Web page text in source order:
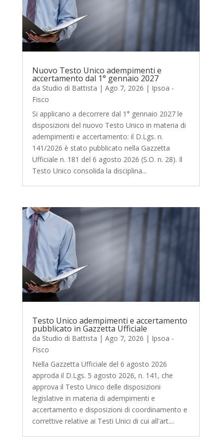
Nuovo Testo Unico adempimenti e
accertamento dal 1° gennaio 2027
da Studio di Battista | Ago 7, 2026 | Ipsoa -
Fisco
Si applicano a decorrere dal 1° gennaio 2027 le
disposizioni del nuovo Testo Unico in materia di
adempimenti e accertamento: il D.Lgs. n.
141/2026 è stato pubblicato nella Gazzetta
Ufficiale n. 181 del 6 agosto 2026 (S.O. n. 28). Il
Testo Unico consolida la disciplina...
Testo Unico adempimenti e accertamento
pubblicato in Gazzetta Ufficiale
da Studio di Battista | Ago 7, 2026 | Ipsoa -
Fisco
Nella Gazzetta Ufficiale del 6 agosto 2026
approda il D.Lgs. 5 agosto 2026, n. 141, che
approva il Testo Unico delle disposizioni
legislative in materia di adempimenti e
accertamento e disposizioni di coordinamento e
correttive relative ai Testi Unici di cui all'art....